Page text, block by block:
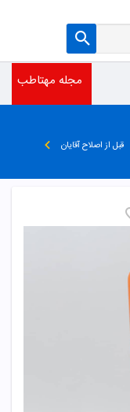
مجله مهتاطب
قبل از اصلاح آقایان